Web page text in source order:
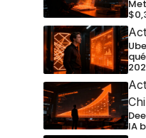
IA